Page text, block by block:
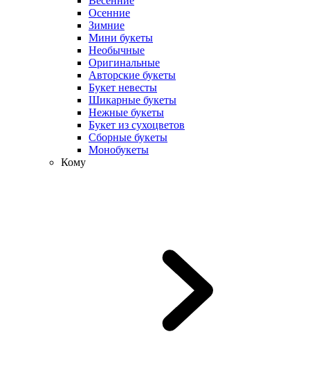
Осенние
Зимние
Мини букеты
Необычные
Оригинальные
Авторские букеты
Букет невесты
Шикарные букеты
Нежные букеты
Букет из сухоцветов
Сборные букеты
Монобукеты
Кому